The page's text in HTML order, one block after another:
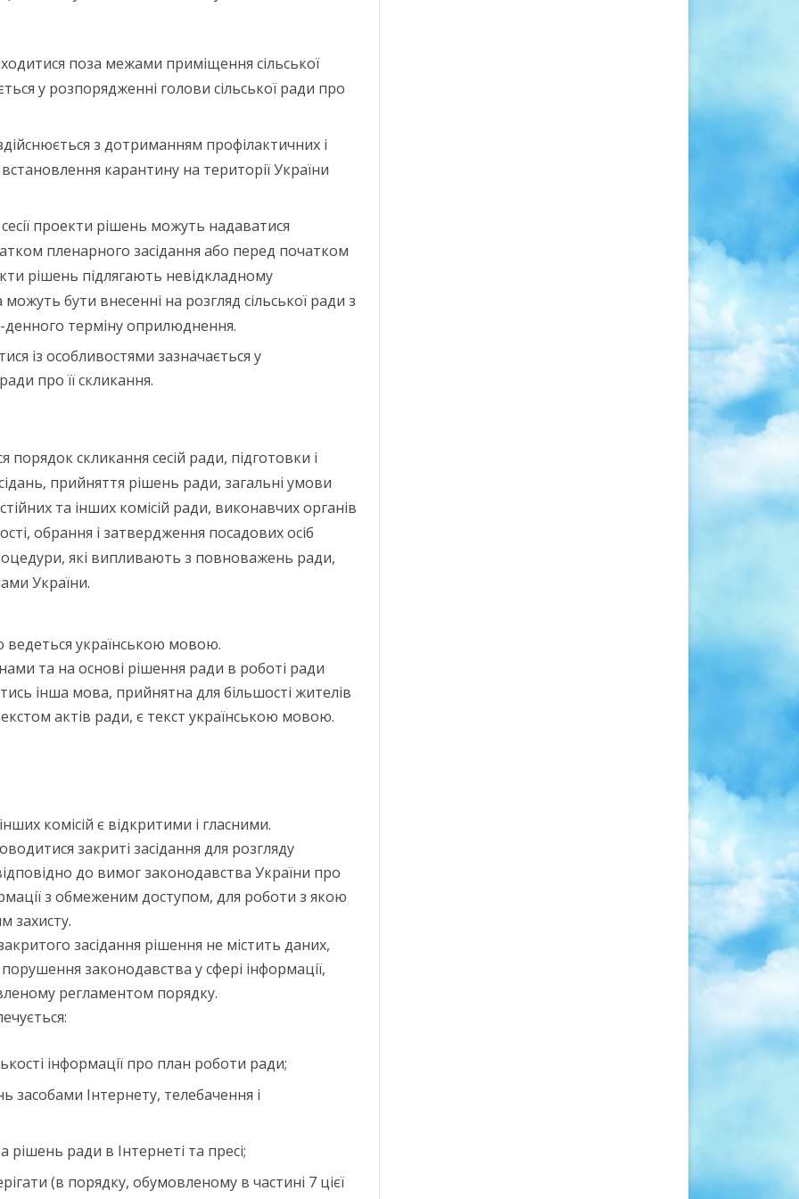
поза межами приміщення сільської
у розпорядженні голови сільської ради про
з дотриманням профілактичних і
карантину на території України
проекти рішень можуть надаватися
пленарного засідання або перед початком
рішень підлягають невідкладному
бути внесенні на розгляд сільської ради з
терміну оприлюднення.
із особливостями зазначається у
про її скликання.
скликання сесій ради, підготовки і
прийняття рішень ради, загальні умови
та інших комісій ра­ди, виконавчих органів
обрання і затвердження посадових осіб
які випливають з повноважень ради,
України.
ведеться українською мовою.
та на основі рішення ради в роботі ради
інша мова, прийнятна для більшості жителів
актів ради, є текст українською мовою.
комісій є відкритими і гласними.
закриті засідання для розгляду
до вимог законодавства України про
з обмеженим доступом, для роботи з якою
захисту.
засідання рішення не містить даних,
законодавства у сфері інформації,
регламентом порядку.
інформації про план роботи ради;
засобами Інтернету, телебачення і
рішень ради в Інтернеті та пресі;
(в порядку, обумовленому в частині 7 цієї